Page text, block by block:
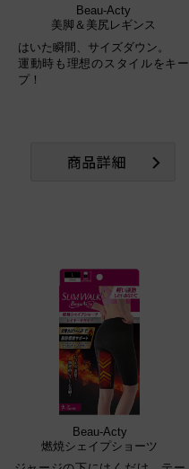
Beau-Acty
美脚＆美尻レギンス
はいた瞬間、サイズダウン。
運動時も理想のスタイルをキー
プ！
Beau-Acty
燃焼シェイプショーツ